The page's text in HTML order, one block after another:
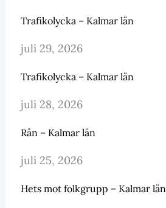
Trafikolycka – Kalmar län
juli 29, 2026
Trafikolycka – Kalmar län
juli 28, 2026
Rån – Kalmar län
juli 25, 2026
Hets mot folkgrupp – Kalmar län